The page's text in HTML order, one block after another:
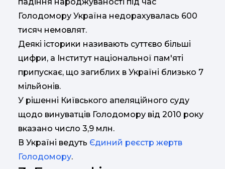
Голодомору Україна недорахувалась 600
тисяч немовлят.
Деякі історики називають суттєво більші
цифри, а Інститут національної пам'яті
припускає, що загиблих в Україні близько 7
мільйонів.
У рішенні Київського апеляційного суду
щодо винуватців Голодомору від 2010 року
вказано число 3,9 млн.
В Україні ведуть Єдиний реєстр жертв
Голодомору.